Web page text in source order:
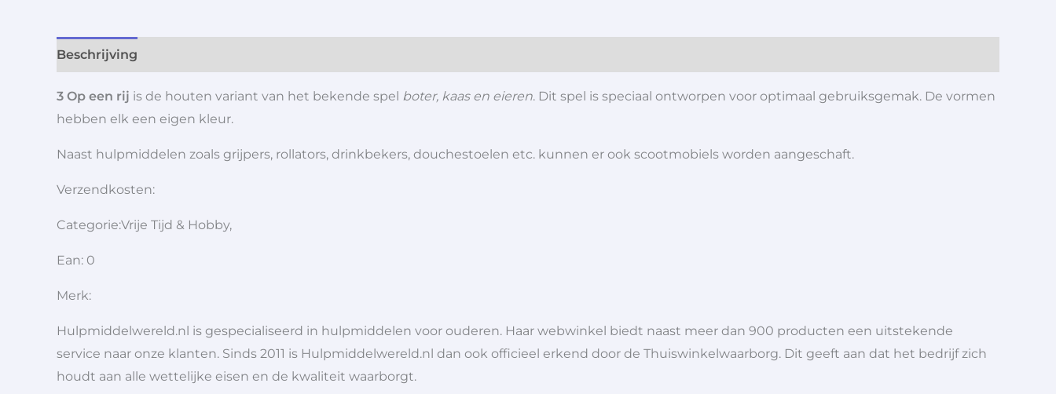
Beschrijving
3 Op een rij is de houten variant van het bekende spel boter, kaas en eieren. Dit spel is speciaal ontworpen voor optimaal gebruiksgemak. De vormen
hebben elk een eigen kleur.
Naast hulpmiddelen zoals grijpers, rollators, drinkbekers, douchestoelen etc. kunnen er ook scootmobiels worden aangeschaft.
Verzendkosten:
Categorie:Vrije Tijd & Hobby,
Ean: 0
Merk:
Hulpmiddelwereld.nl is gespecialiseerd in hulpmiddelen voor ouderen. Haar webwinkel biedt naast meer dan 900 producten een uitstekende
service naar onze klanten. Sinds 2011 is Hulpmiddelwereld.nl dan ook officieel erkend door de Thuiswinkelwaarborg. Dit geeft aan dat het bedrijf zich
houdt aan alle wettelijke eisen en de kwaliteit waarborgt.